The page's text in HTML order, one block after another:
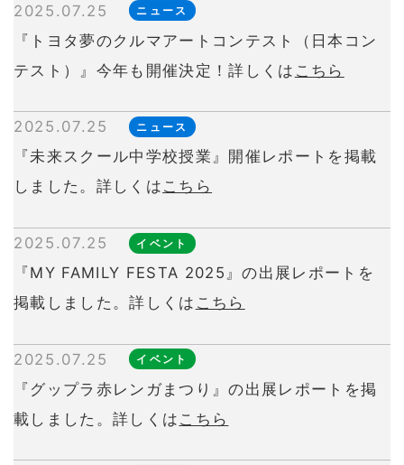
2025.07.25 ニュース
『トヨタ夢のクルマアートコンテスト（日本コン
テスト）』今年も開催決定！詳しくは こちら
2025.07.25 ニュース
『未来スクール中学校授業』開催レポートを掲載
しました。詳しくは こちら
2025.07.25 イベント
『MY FAMILY FESTA 2025』の出展レポートを
掲載しました。詳しくは こちら
2025.07.25 イベント
『グップラ赤レンガまつり』の出展レポートを掲
載しました。詳しくは こちら